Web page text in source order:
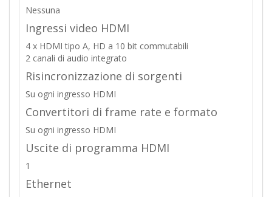
Nessuna
Ingressi video HDMI
4 x HDMI tipo A, HD a 10 bit commutabili
2 canali di audio integrato
Risincronizzazione di sorgenti
Su ogni ingresso HDMI
Convertitori di frame rate e formato
Su ogni ingresso HDMI
Uscite di programma HDMI
1
Ethernet